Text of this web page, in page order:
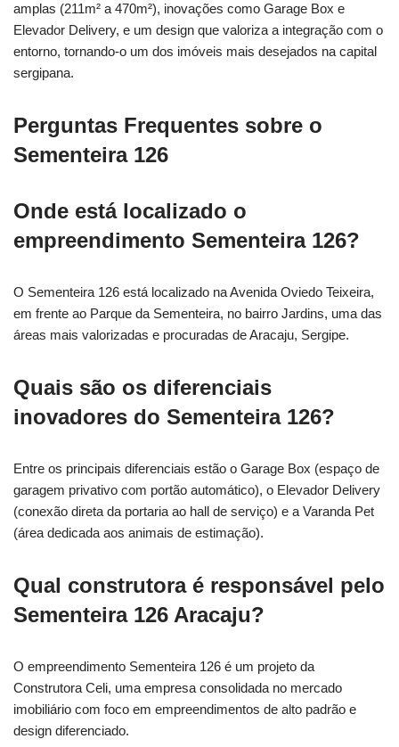
amplas (211m² a 470m²), inovações como Garage Box e
Elevador Delivery, e um design que valoriza a integração com o
entorno, tornando-o um dos imóveis mais desejados na capital
sergipana.
Perguntas Frequentes sobre o
Sementeira 126
Onde está localizado o
empreendimento Sementeira 126?
O Sementeira 126 está localizado na Avenida Oviedo Teixeira,
em frente ao Parque da Sementeira, no bairro Jardins, uma das
áreas mais valorizadas e procuradas de Aracaju, Sergipe.
Quais são os diferenciais
inovadores do Sementeira 126?
Entre os principais diferenciais estão o Garage Box (espaço de
garagem privativo com portão automático), o Elevador Delivery
(conexão direta da portaria ao hall de serviço) e a Varanda Pet
(área dedicada aos animais de estimação).
Qual construtora é responsável pelo
Sementeira 126 Aracaju?
O empreendimento Sementeira 126 é um projeto da
Construtora Celi, uma empresa consolidada no mercado
imobiliário com foco em empreendimentos de alto padrão e
design diferenciado.